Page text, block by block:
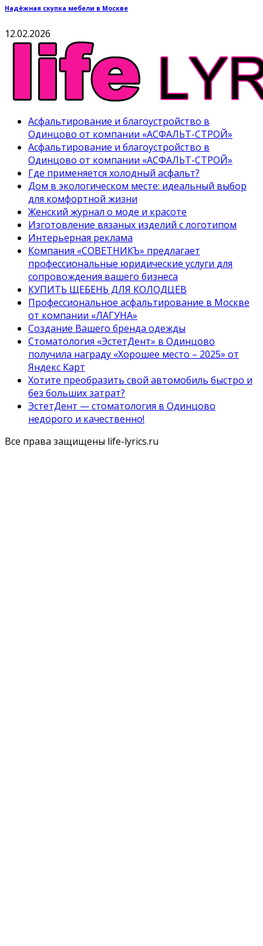
Надёжная скупка мебели в Москве
12.02.2026
Асфальтирование и благоустройство в
Одинцово от компании «АСФАЛЬТ-СТРОЙ»
Асфальтирование и благоустройство в
Одинцово от компании «АСФАЛЬТ-СТРОЙ»
Где применяется холодный асфальт?
Дом в экологическом месте: идеальный выбор
для комфортной жизни
Женский журнал о моде и красоте
Изготовление вязаных изделий с логотипом
Интерьерная реклама
Компания «СОВЕТНИКЪ» предлагает
профессиональные юридические услуги для
сопровождения вашего бизнеса
КУПИТЬ ЩЕБЕНЬ ДЛЯ КОЛОДЦЕВ
Профессиональное асфальтирование в Москве
от компании «ЛАГУНА»
Создание Вашего бренда одежды
Стоматология «ЭстетДент» в Одинцово
получила награду «Хорошее место – 2025» от
Яндекс Карт
Хотите преобразить свой автомобиль быстро и
без больших затрат?
ЭстетДент — стоматология в Одинцово
недорого и качественно!
Все права защищены life-lyrics.ru